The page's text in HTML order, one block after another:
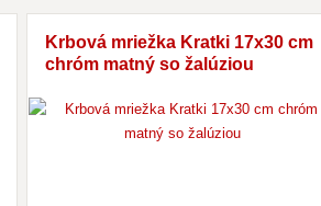
Krbová mriežka Kratki 17x30 cm
chróm matný so žalúziou